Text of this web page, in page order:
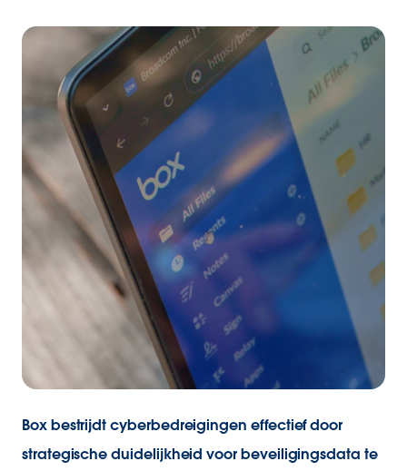
Box bestrijdt cyberbedreigingen effectief door
strategische duidelijkheid voor beveiligingsdata te